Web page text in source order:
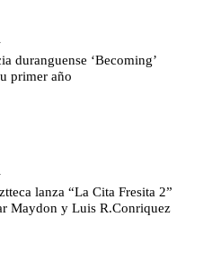
duranguense ‘Becoming’
primer año
lanza “La Cita Fresita 2”
Maydon y Luis R.Conriquez